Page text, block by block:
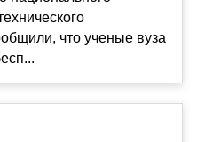
что ученые вуза